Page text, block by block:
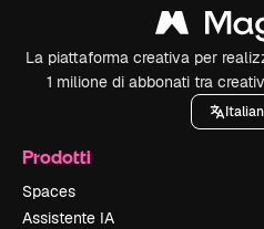
La piattaforma creativa per
1 milione di abbonati tra
Prodotti
Spaces
Assistente IA